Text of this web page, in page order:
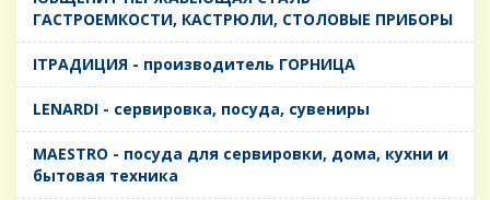
ГАСТРОЕМКОСТИ, КАСТРЮЛИ, СТОЛОВЫЕ ПРИБОРЫ
IТРАДИЦИЯ - производитель ГОРНИЦА
LENARDI - сервировка, посуда, сувениры
MAESTRO - посуда для сервировки, дома, кухни и
бытовая техника